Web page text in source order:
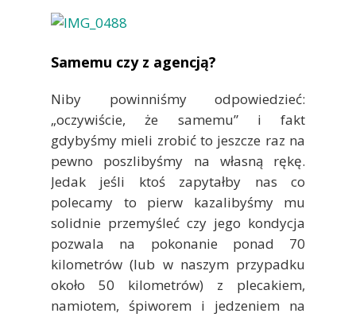
Samemu czy z agencją?
Niby powinniśmy odpowiedzieć:
„oczywiście, że samemu” i fakt
gdybyśmy mieli zrobić to jeszcze raz na
pewno poszlibyśmy na własną rękę.
Jedak jeśli ktoś zapytałby nas co
polecamy to pierw kazalibyśmy mu
solidnie przemyśleć czy jego kondycja
pozwala na pokonanie ponad 70
kilometrów (lub w naszym przypadku
około 50 kilometrów) z plecakiem,
namiotem, śpiworem i jedzeniem na